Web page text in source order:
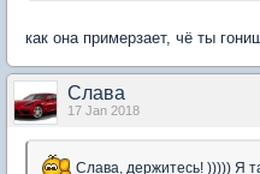
как она примерзает, чё ты
Слaва
17 Jan 2018
Слава, держитесь! ))))) Я